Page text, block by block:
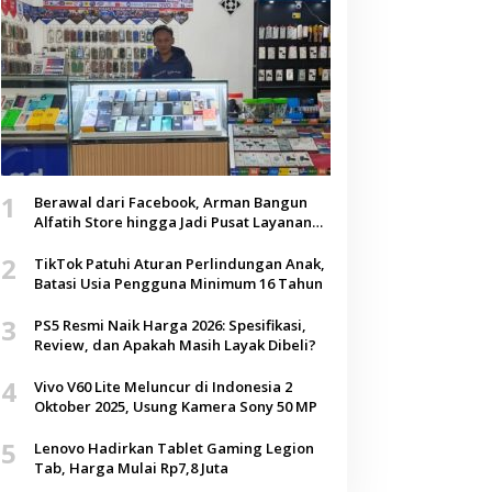
1
Berawal dari Facebook, Arman Bangun
Alfatih Store hingga Jadi Pusat Layanan
2
TikTok Patuhi Aturan Perlindungan Anak,
Batasi Usia Pengguna Minimum 16 Tahun
3
PS5 Resmi Naik Harga 2026: Spesifikasi,
Review, dan Apakah Masih Layak Dibeli?
4
Vivo V60 Lite Meluncur di Indonesia 2
Oktober 2025, Usung Kamera Sony 50 MP
5
Lenovo Hadirkan Tablet Gaming Legion
Tab, Harga Mulai Rp7,8 Juta